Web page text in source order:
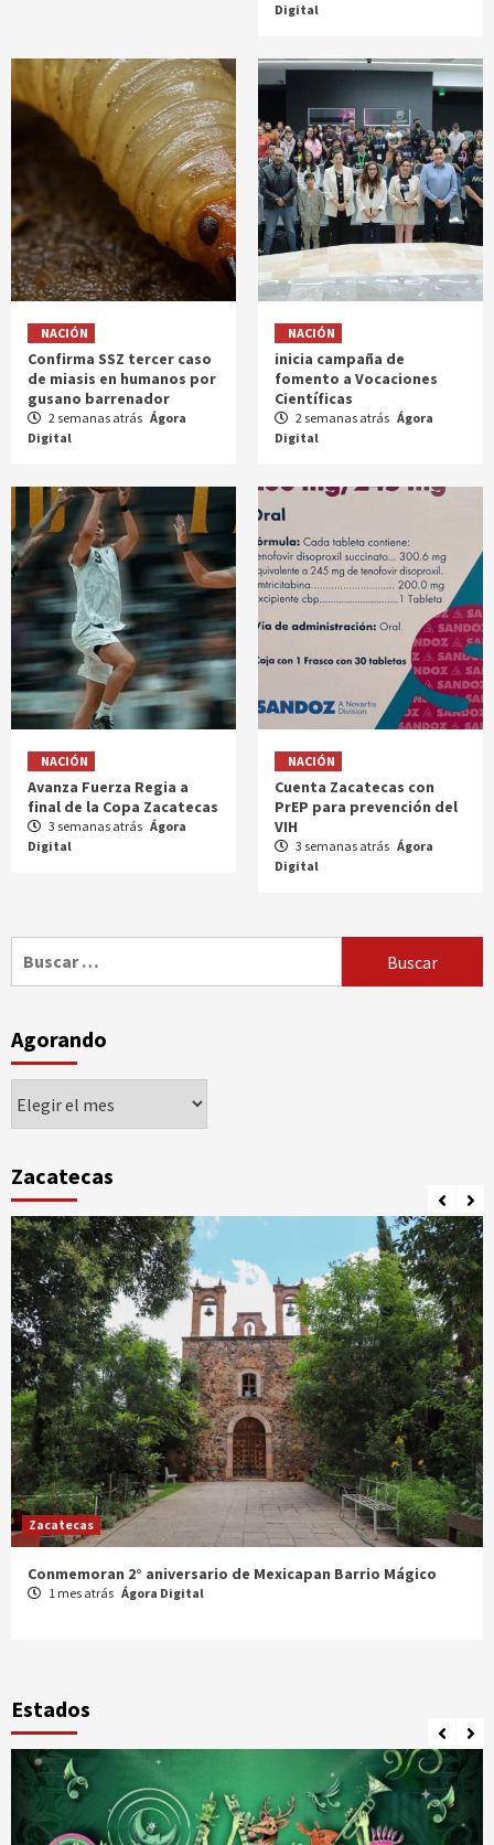
Digital
NACIÓN
Confirma SSZ tercer caso
de miasis en humanos por
gusano barrenador
2 semanas atrás Ágora
Digital
NACIÓN
inicia campaña de
fomento a Vocaciones
Científicas
2 semanas atrás Ágora
Digital
NACIÓN
Avanza Fuerza Regia a
final de la Copa Zacatecas
3 semanas atrás Ágora
Digital
NACIÓN
Cuenta Zacatecas con
PrEP para prevención del
VIH
3 semanas atrás Ágora
Digital
Agorando
Zacatecas
Zacatecas
Celebran XX Cabalgata Toma de Zacatecas
1 mes atrás Ágora Digital
Estados